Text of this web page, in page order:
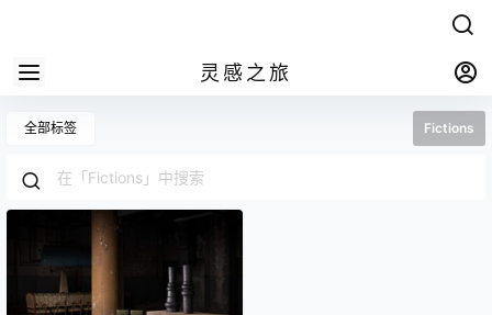
灵感之旅
全部标签 Fictions